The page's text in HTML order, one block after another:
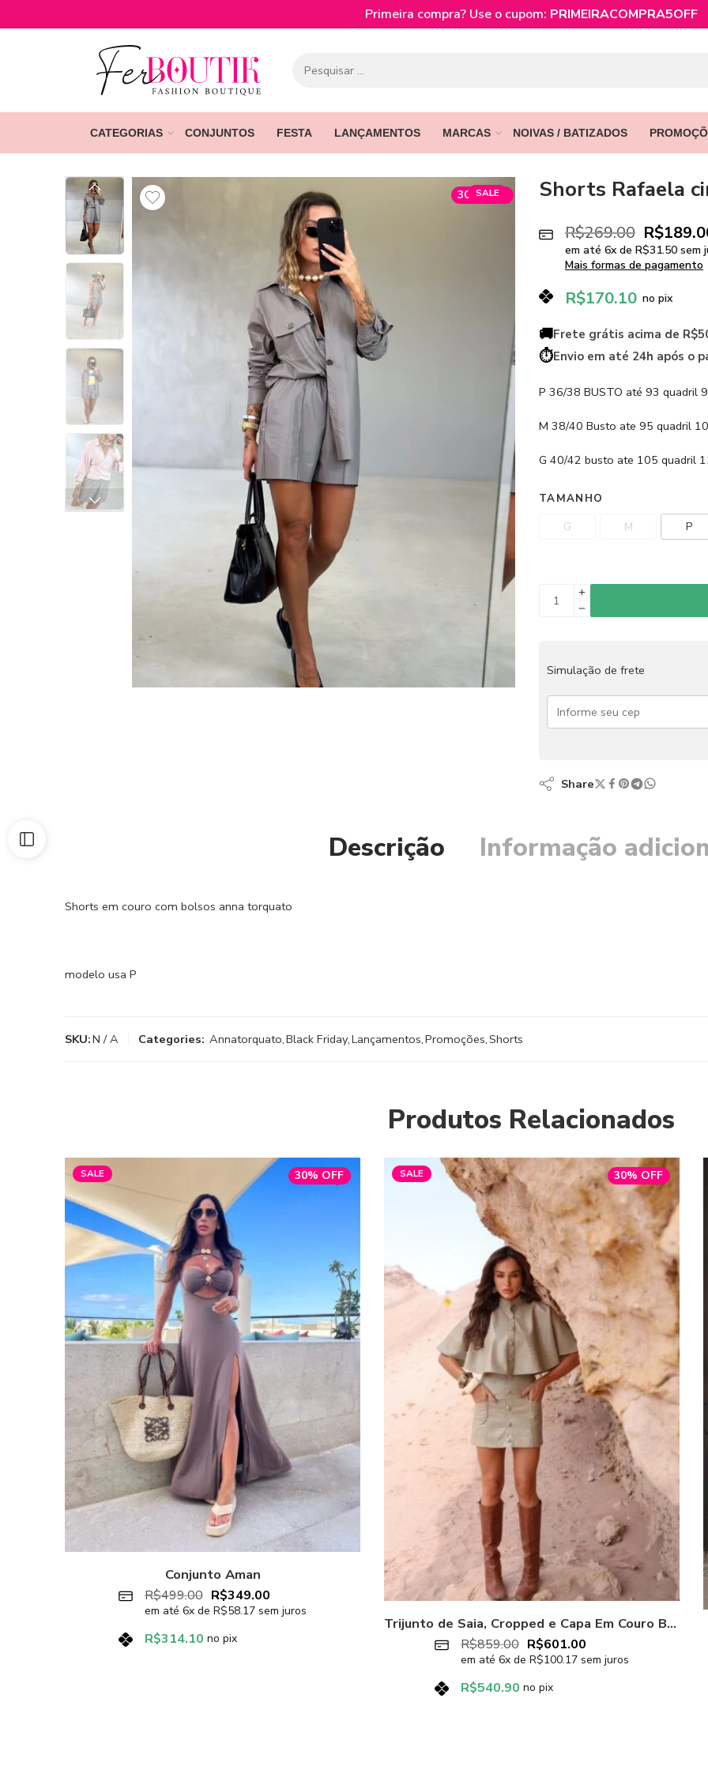
Primeira compra? Use o cupom: PRIMEIRACOMPRA5OFF
CATEGORIAS CONJUNTOS FESTA LANÇAMENTOS MARCAS NOIVAS / BATIZADOS
SALE
30% OFF Shorts Rafaela
R$269.00 R$
em até 6x de R$31.50 sem
Mais formas de pagamento
R$170.10 no pix
🚚Frete grátis acima de
⏱️Envio em até 24h após o
P 36/38 BUSTO até 93 quadril
M 38/40 Busto ate 95 quadril
G 40/42 busto ate 105 quadril
TAMANHO
G M P
Simulação de frete
Share
Descrição Informação
Shorts em couro com bolsos anna torquato
modelo usa P
SKU:N / A Categories: Annatorquato,Black Friday,Lançamentos,Promoções,Shorts
Produtos Relacionados
SALE 30% OFF
Conjunto Aman
R$499.00 R$349.00
em até 6x de R$58.17 sem juros
R$314.10 no pix
SALE 30% OFF
Trijunto de Saia, Cropped e Capa Em Couro Bege Bold Nude
R$859.00 R$601.00
em até 6x de R$100.17 sem juros
R$540.90 no pix